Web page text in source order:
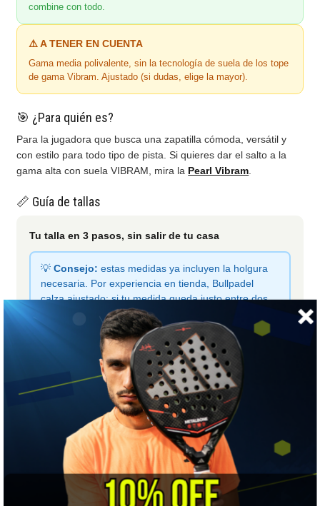
combine con todo.
⚠️ A TENER EN CUENTA
Gama media polivalente, sin la tecnología de suela de los tope
de gama Vibram. Ajustado (si dudas, elige la mayor).
🎯 ¿Para quién es?
Para la jugadora que busca una zapatilla cómoda, versátil y
con estilo para todo tipo de pista. Si quieres dar el salto a la
gama alta con suela VIBRAM, mira la Pearl Vibram.
📏 Guía de tallas
Tu talla en 3 pasos, sin salir de tu casa
💡Consejo: estas medidas ya incluyen la holgura
necesaria. Por experiencia en tienda, Bullpadel
calza ajustado: si tu medida queda justo entre dos
tallas, quédate con la mayor.
Mide tu pie.Talón contra la pared, de pie y con el
calcetín con el que juegas. Marca dónde termina tu
dedo más largo y mide enmilímetrosdesde la pared
hasta la marca.
Busca esos milímetrosen la columna mm
talla de esa fila, o la inmediatamente superior si tu
medida queda entre dos.
No sumes tallas extra:la tabla ya considera la
holgura; solo redondea hacia arriba si dudas.